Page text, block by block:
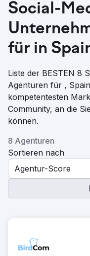
Social-
für in
Liste der BESTEN 8
Agenturen für ,
kompetentesten
Community, an die
können.
8 Agenturen
Sortieren nach
Agentur-Score